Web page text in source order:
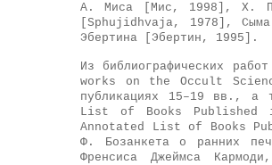
А. Миса [Мис, 1998], Х.
[Sphujidhvaja, 1978],
Эбертина [Эбертин, 1995].
Из библиографических
works on the Occult
публикациях 15–19 вв.,
List of Books Published
Annotated List of Books
Ф. Бозанкета о ранних
Френсиса Джеймса